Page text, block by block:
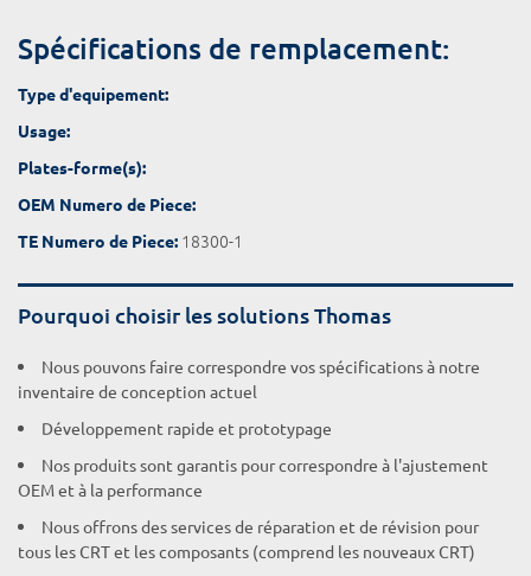
Spécifications de remplacement:
Type d'equipement:
Usage:
Plates-forme(s):
OEM Numero de Piece:
TE Numero de Piece: 18300-1
Pourquoi choisir les solutions Thomas
Nous pouvons faire correspondre vos spécifications à notre
inventaire de conception actuel
Développement rapide et prototypage
Nos produits sont garantis pour correspondre à l'ajustement
OEM et à la performance
Nous offrons des services de réparation et de révision pour
tous les CRT et les composants (comprend les nouveaux CRT)